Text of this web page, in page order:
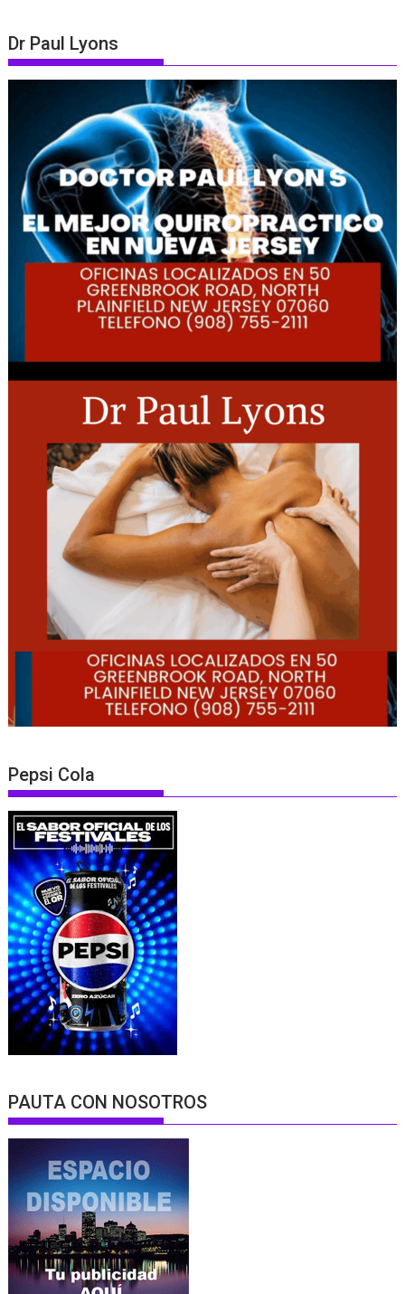
Dr Paul Lyons
Pepsi Cola
PAUTA CON NOSOTROS